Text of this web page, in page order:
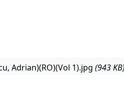
Adrian)(RO)(Vol 1).jpg (943 KB)